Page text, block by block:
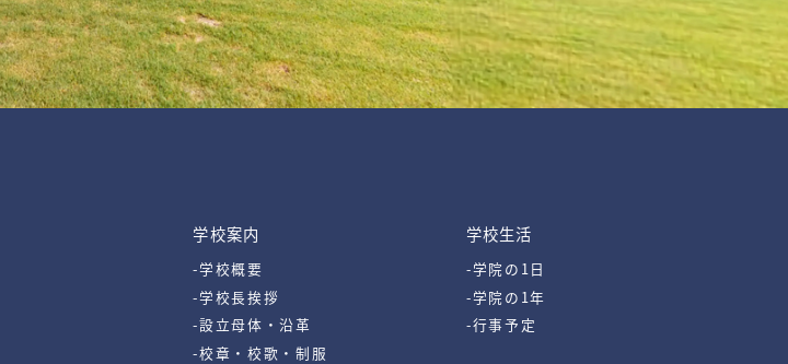
学校案内
-学校概要
-学校長挨拶
-設立母体・沿革
-校章・校歌・制服
学校生活
-学院の1日
-学院の1年
-行事予定